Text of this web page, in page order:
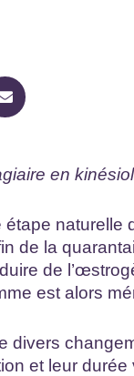
en
naturelle
de la
de
est alors
divers
et leur